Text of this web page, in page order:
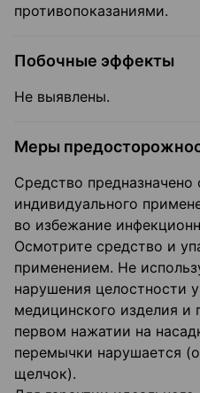
противопоказаниями.
Побочные эффекты
Не выявлены.
Меры
Средство предназначено
индивидуального
во избежание
Осмотрите средство и
применением. Не
нарушения целостности
медицинского изделия
первом нажатии на
перемычки нарушается
щелчок).